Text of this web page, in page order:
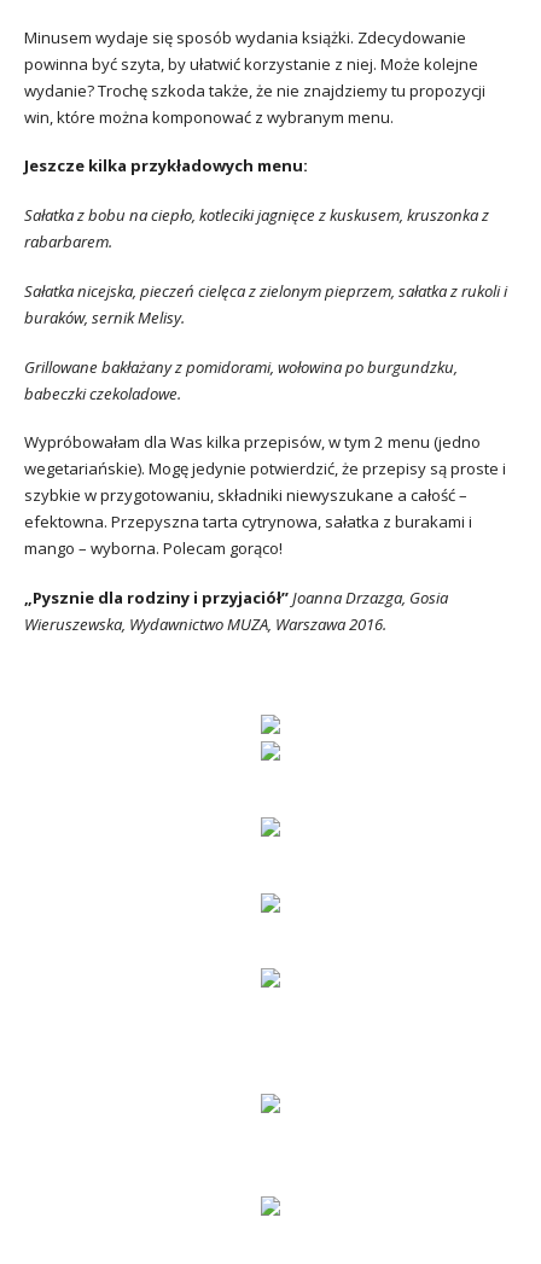
Minusem wydaje się sposób wydania książki. Zdecydowanie
powinna być szyta, by ułatwić korzystanie z niej. Może kolejne
wydanie? Trochę szkoda także, że nie znajdziemy tu propozycji
win, które można komponować z wybranym menu.
Jeszcze kilka przykładowych menu:
Sałatka z bobu na ciepło, kotleciki jagnięce z kuskusem, kruszonka z
rabarbarem.
Sałatka nicejska, pieczeń cielęca z zielonym pieprzem, sałatka z rukoli i
buraków, sernik Melisy.
Grillowane bakłażany z pomidorami, wołowina po burgundzku,
babeczki czekoladowe.
Wypróbowałam dla Was kilka przepisów, w tym 2 menu (jedno
wegetariańskie). Mogę jedynie potwierdzić, że przepisy są proste i
szybkie w przygotowaniu, składniki niewyszukane a całość –
efektowna. Przepyszna tarta cytrynowa, sałatka z burakami i
mango – wyborna. Polecam gorąco!
„Pysznie dla rodziny i przyjaciół”Joanna Drzazga, Gosia
Wieruszewska, Wydawnictwo MUZA, Warszawa 2016.